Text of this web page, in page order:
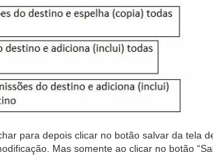
para depois clicar no botão salvar da tela
Mas somente ao clicar no botão